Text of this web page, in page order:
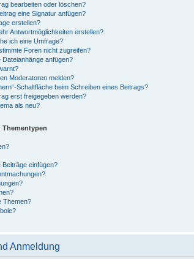
bearbeiten oder löschen?
eine Signatur anfügen?
erstellen?
Antwortmöglichkeiten erstellen?
ich eine Umfrage?
Foren nicht zugreifen?
anfügen?
Moderatoren melden?
Schaltfläche beim Schreiben eines Beitrags?
erst freigegeben werden?
als neu?
Beiträge einfügen?
Themen?
Anmeldung